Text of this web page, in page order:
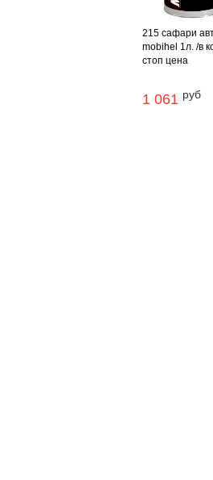
215 сафари
mobihel 1л. /в
стоп цена
1 061 руб